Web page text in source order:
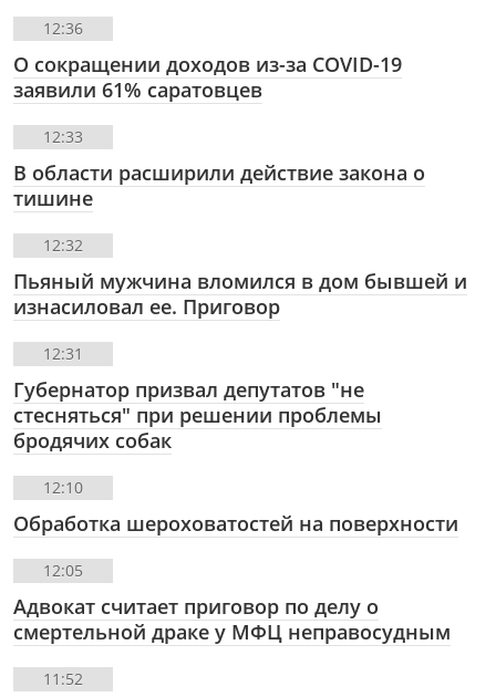
12:36
О сокращении доходов из-за COVID-19
заявили 61% саратовцев
12:33
В области расширили действие закона о
тишине
12:32
Пьяный мужчина вломился в дом бывшей и
изнасиловал ее. Приговор
12:31
Губернатор призвал депутатов "не
стесняться" при решении проблемы
бродячих собак
12:10
Обработка шероховатостей на поверхности
12:05
Адвокат считает приговор по делу о
смертельной драке у МФЦ неправосудным
11:52